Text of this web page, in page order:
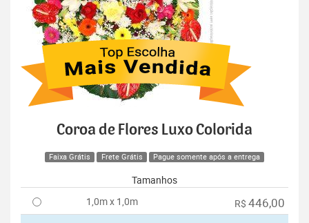
Coroa de Flores Luxo Colorida
Faixa Grátis Frete Grátis Pague somente após a entrega
Tamanhos
1,0m x 1,0m
R$ 446,00